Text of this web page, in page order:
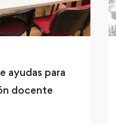
ayudas para
docente